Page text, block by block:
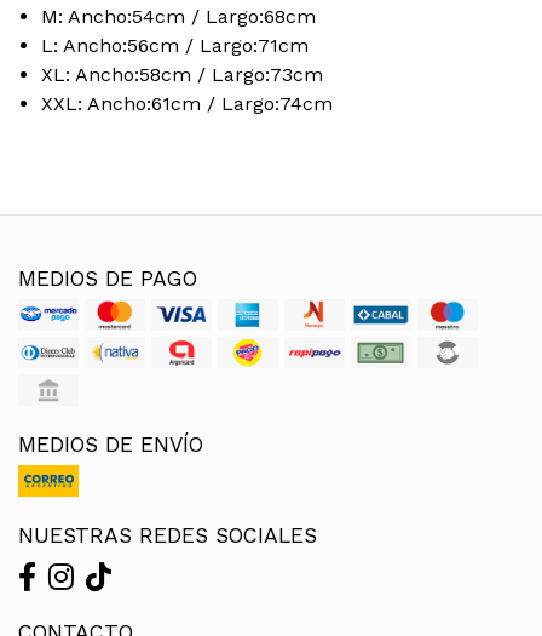
M: Ancho:54cm / Largo:68cm
L: Ancho:56cm / Largo:71cm
XL: Ancho:58cm / Largo:73cm
XXL: Ancho:61cm / Largo:74cm
MEDIOS DE PAGO
MEDIOS DE ENVÍO
NUESTRAS REDES SOCIALES